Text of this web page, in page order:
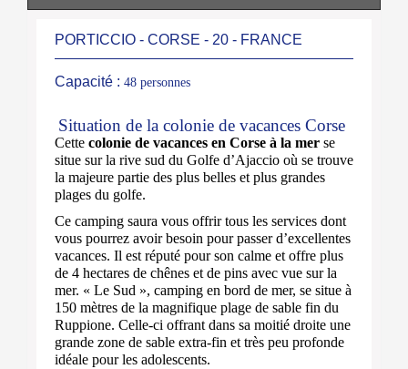
PORTICCIO - CORSE - 20 - FRANCE
Capacité : 48 personnes
Situation de la colonie de vacances Corse
Cette colonie de vacances en Corse à la mer se
situe sur la rive sud du Golfe d’Ajaccio où se trouve
la majeure partie des plus belles et plus grandes
plages du golfe.
Ce camping saura vous offrir tous les services dont
vous pourrez avoir besoin pour passer d’excellentes
vacances. Il est réputé pour son calme et offre plus
de 4 hectares de chênes et de pins avec vue sur la
mer. « Le Sud », camping en bord de mer, se situe à
150 mètres de la magnifique plage de sable fin du
Ruppione. Celle-ci offrant dans sa moitié droite une
grande zone de sable extra-fin et très peu profonde
idéale pour les adolescents.